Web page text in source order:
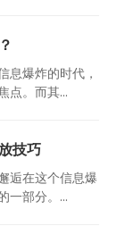
息爆炸的时代，
点。而其...
技巧
逅在这个信息爆
一部分。...